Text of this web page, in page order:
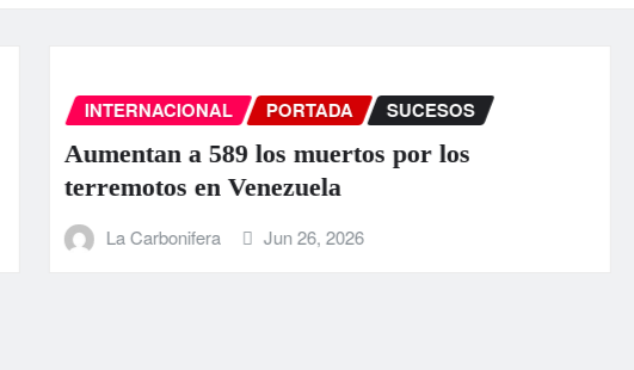
INTERNACIONAL PORTADA
EEUU anuncia una ayuda de 130
para Venezuela tras el doble terremoto
La Carbonifera